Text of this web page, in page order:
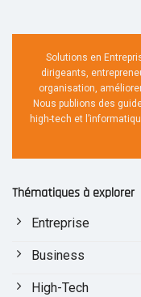
Solutions en
dirigeants,
organisation,
Nous publions des
high-tech et
Thématiques à explorer
Entreprise
Business
High-Tech